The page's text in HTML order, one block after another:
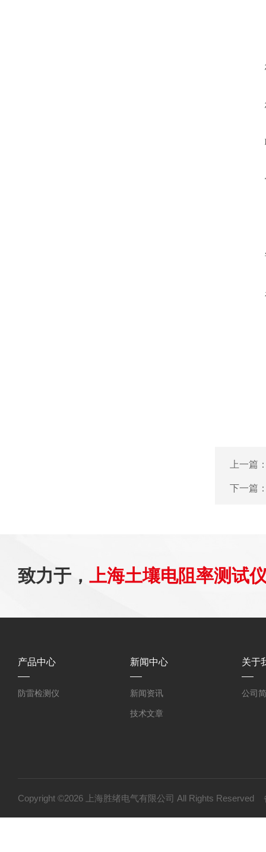
上一篇
下一篇
致力于， 上海土壤电阻率测试
产品中心
防雷检测仪
新闻中心
新闻资讯
技术文章
关于
公司
Copyright ©2026 上海胜绪电气有限公司 All Rights Reserved